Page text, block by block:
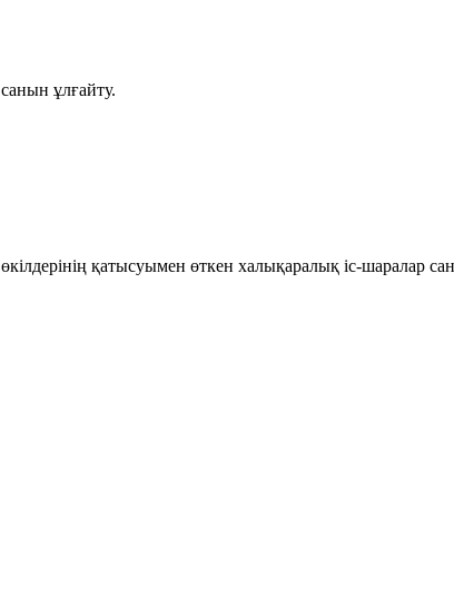
ұлғайту.
қатысуымен өткен халықаралық іс-шаралар